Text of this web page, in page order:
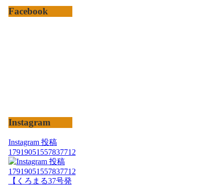
Facebook
Instagram
Instagram 投稿
17919051557837712
【くろまる37号発